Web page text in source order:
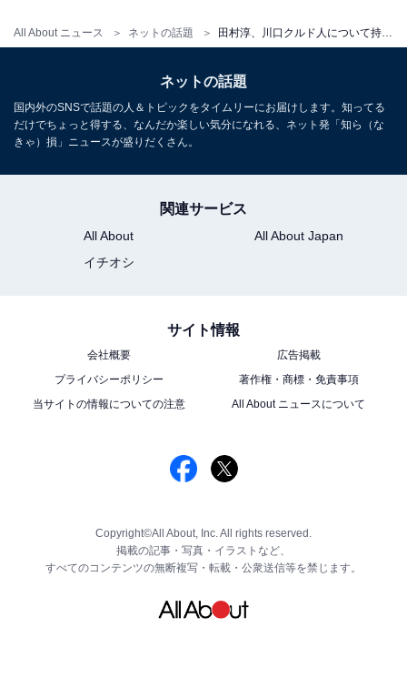
All About ニュース ネットの話題
ネットの話題
国内外のSNSで話題の人＆トピックをタイムリーにお届けします。知ってる
だけでちょっと得する、なんだか楽しい気分になれる、ネット発「知ら（な
きゃ）損」ニュースが盛りだくさん。
関連サービス
All About
All About Japan
イチオシ
サイト情報
会社概要
広告掲載
プライバシーポリシー
著作権・商標・免責事項
当サイトの情報についての注意
All About ニュースについて
Copyright©All About, Inc. All rights reserved.
掲載の記事・写真・イラストなど、
すべてのコンテンツの無断複写・転載・公衆送信等を禁じます。